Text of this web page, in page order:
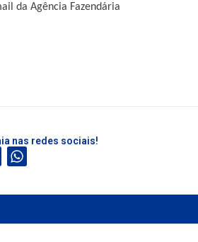
da Agência Fazendária
nas redes sociais!